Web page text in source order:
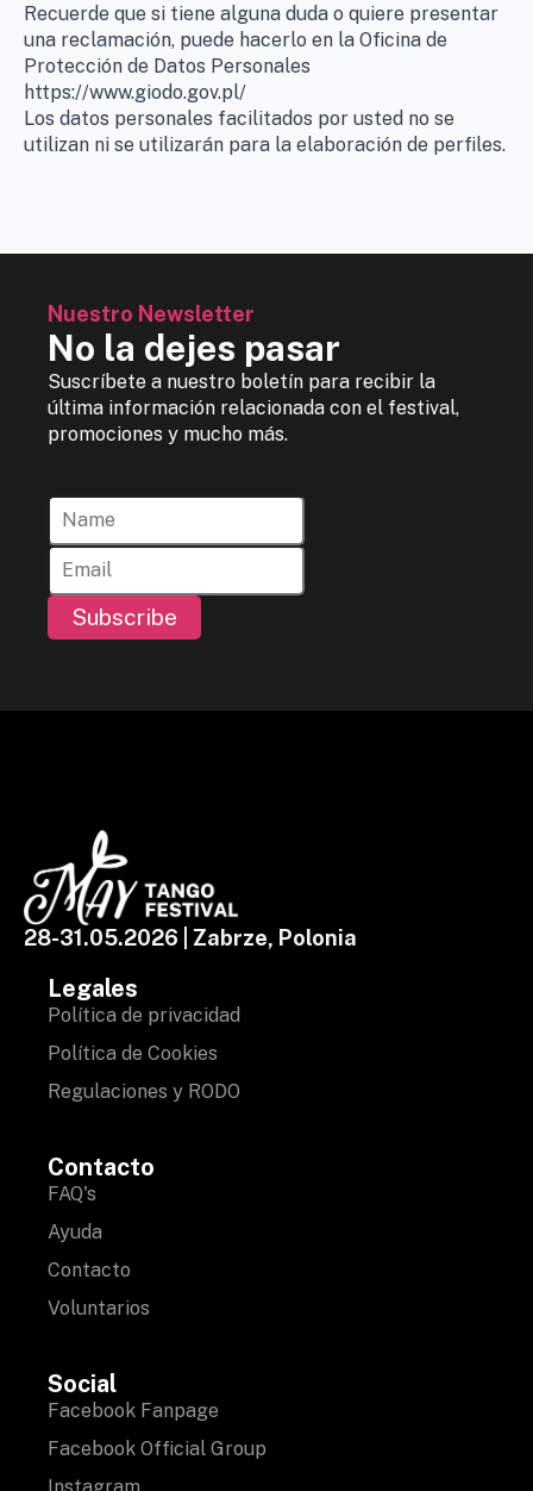
Recuerde que si tiene alguna duda o quiere presentar
una reclamación, puede hacerlo en la Oficina de
Protección de Datos Personales
https://www.giodo.gov.pl/
Los datos personales facilitados por usted no se
utilizan ni se utilizarán para la elaboración de perfiles.
Nuestro Newsletter
No la dejes pasar
Suscríbete a nuestro boletín para recibir la
última información relacionada con el festival,
promociones y mucho más.
Subscribe
28-31.05.2026 | Zabrze, Polonia
Legales
Política de privacidad
Política de Cookies
Regulaciones y RODO
Contacto
FAQ's
Ayuda
Contacto
Voluntarios
Social
Facebook Fanpage
Facebook Official Group